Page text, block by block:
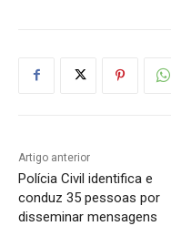
Artigo anterior
Polícia Civil identifica e
conduz 35 pessoas por
disseminar mensagens